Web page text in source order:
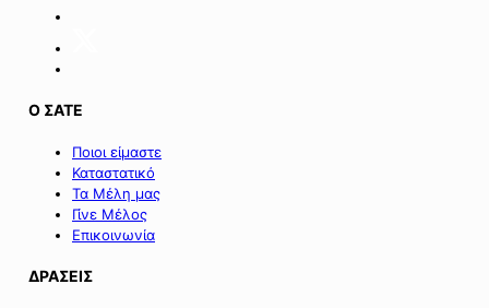
Ο ΣΑΤΕ
Ποιοι είμαστε
Καταστατικό
Τα Μέλη μας
Γίνε Μέλος
Επικοινωνία
ΔΡΑΣΕΙΣ